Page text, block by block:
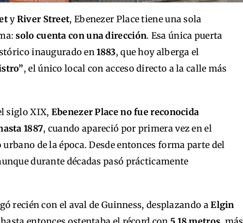
yRiver Street, Ebenezer Place tiene una sola
solo cuenta con una dirección. Esa única puerta
inaugurado en1883, que hoy alberga el
, el único local con acceso directo a la calle más
siglo XIX, Ebenezer Place no fue reconocida
1887, cuando apareció por primera vez en el
urbano de la época. Desde entonces forma parte del
durante décadas pasó prácticamente
recién con el aval de Guinness, desplazando aElgin